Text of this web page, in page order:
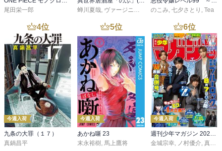
尾田栄一郎
蝉川夏哉 ヴァージニア二等兵 ,転
のこみ 七夕さとり Tea
4位
今週入荷
九条の大罪（１７）
真鍋昌平
5位
今週入荷
あかね噺 23
末永裕樹, 馬上鷹将
6位
今週入荷
週刊少年マガジン 2026年36・37号[2026年8月5日発売]
金城宗幸, ノ村優介, 真島ヒロ